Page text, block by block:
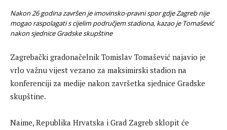
Nakon 26 godina završen je imovinsko-pravni spor gdje Zagreb nije
mogao raspolagati s cijelim područjem stadiona, kazao je Tomašević
nakon sjednice Gradske skupštine
Zagrebački gradonačelnik Tomislav Tomašević najavio je
vrlo važnu vijest vezano za maksimirski stadion na
konferenciji za medije nakon završetka sjednice Gradske
skupštine.
Naime, Republika Hrvatska i Grad Zagreb sklopit će